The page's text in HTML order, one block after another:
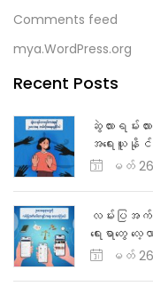
Comments feed
mya.WordPress.org
Recent Posts
ဆွဲလားရမ်
အရေးယူနို
မတ်
လမ်းပြအ
ရေးရာတွေ လ
မတ်